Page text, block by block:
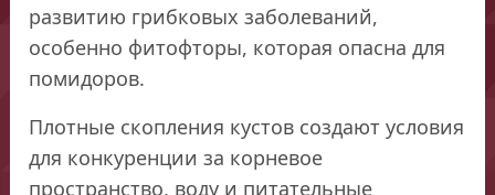
развитию грибковых заболеваний,
особенно фитофторы, которая опасна для
помидоров.
Плотные скопления кустов создают условия
для конкуренции за корневое
пространство, воду и питательные